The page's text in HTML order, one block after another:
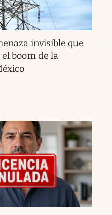
invisible que
boom de la